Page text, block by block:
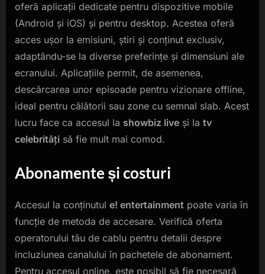
oferă aplicații dedicate pentru dispozitive mobile
(Android și iOS) și pentru desktop. Acestea oferă
acces ușor la emisiuni, știri și conținut exclusiv,
adaptându-se la diverse preferințe și dimensiuni ale
ecranului. Aplicațiile permit, de asemenea,
descărcarea unor episoade pentru vizionare offline,
ideal pentru călătorii sau zone cu semnal slab. Acest
lucru face ca accesul la showbiz live și la tv
celebrități să fie mult mai comod.
Abonamente și costuri
Accesul la conținutul e! entertainment poate varia în
funcție de metoda de accesare. Verifică oferta
operatorului tău de cablu pentru detalii despre
incluziunea canalului în pachetele de abonament.
Pentru accesul online, este posibil să fie necesară